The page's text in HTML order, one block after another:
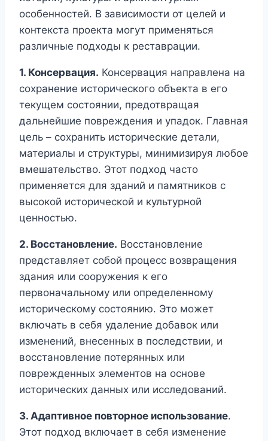
особенностей. В зависимости от целей и
контекста проекта могут применяться
различные подходы к реставрации.
1. Консервация. Консервация направлена на
сохранение исторического объекта в его
текущем состоянии, предотвращая
дальнейшие повреждения и упадок. Главная
цель – сохранить исторические детали,
материалы и структуры, минимизируя любое
вмешательство. Этот подход часто
применяется для зданий и памятников с
высокой исторической и культурной
ценностью.
2. Восстановление. Восстановление
представляет собой процесс возвращения
здания или сооружения к его
первоначальному или определенному
историческому состоянию. Это может
включать в себя удаление добавок или
изменений, внесенных в последствии, и
восстановление потерянных или
поврежденных элементов на основе
исторических данных или исследований.
3. Адаптивное повторное использование.
Этот подход включает в себя изменение